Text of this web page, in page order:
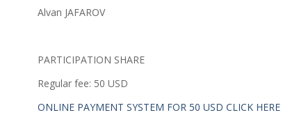
Alvan JAFAROV
PARTICIPATION SHARE
Regular fee: 50 USD​
ONLINE PAYMENT SYSTEM FOR 50 USD CLICK HERE